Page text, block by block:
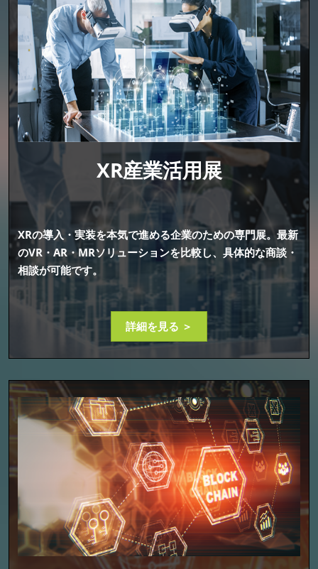
XR産業活用展
XRの導入・実装を本気で進める企業のための専門展。最新
のVR・AR・MRソリューションを比較し、具体的な商談・
相談が可能です。
詳細を見る ＞